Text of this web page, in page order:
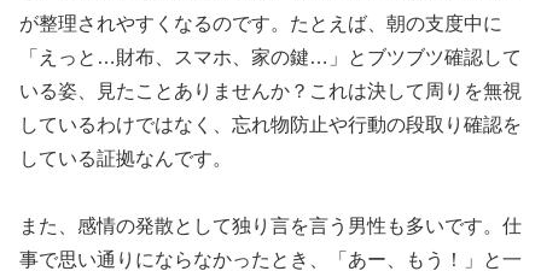
が整理されやすくなるのです。たとえば、朝の支度中に
「えっと…財布、スマホ、家の鍵…」とブツブツ確認して
いる姿、見たことありませんか？これは決して周りを無視
しているわけではなく、忘れ物防止や行動の段取り確認を
している証拠なんです。
また、感情の発散として独り言を言う男性も多いです。仕
事で思い通りにならなかったとき、「あー、もう！」と一